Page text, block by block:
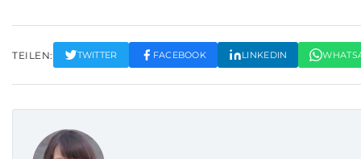
TEILEN: TWITTER FACEBOOK LINKEDIN